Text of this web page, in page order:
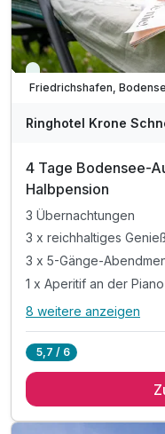
WAR
202
Viele Termine frei
Friedrichshafen,
Ringhotel Krone
4 Tage Bodensee-
Halbpension
3 Übernachtungen
3 x reichhaltiges
3 x 5-Gänge-
1 x Aperitif an der
Alle
3 x reichhaltiges
8 weitere anzeigen
5,7 / 6